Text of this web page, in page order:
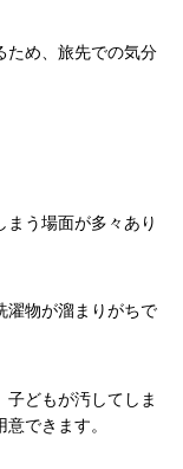
ため、旅先での気分
う場面が多々あり
濯物が溜まりがちで
子どもが汚してしま
できます。